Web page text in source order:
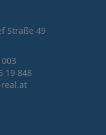
Straße 49
19 848
real.at